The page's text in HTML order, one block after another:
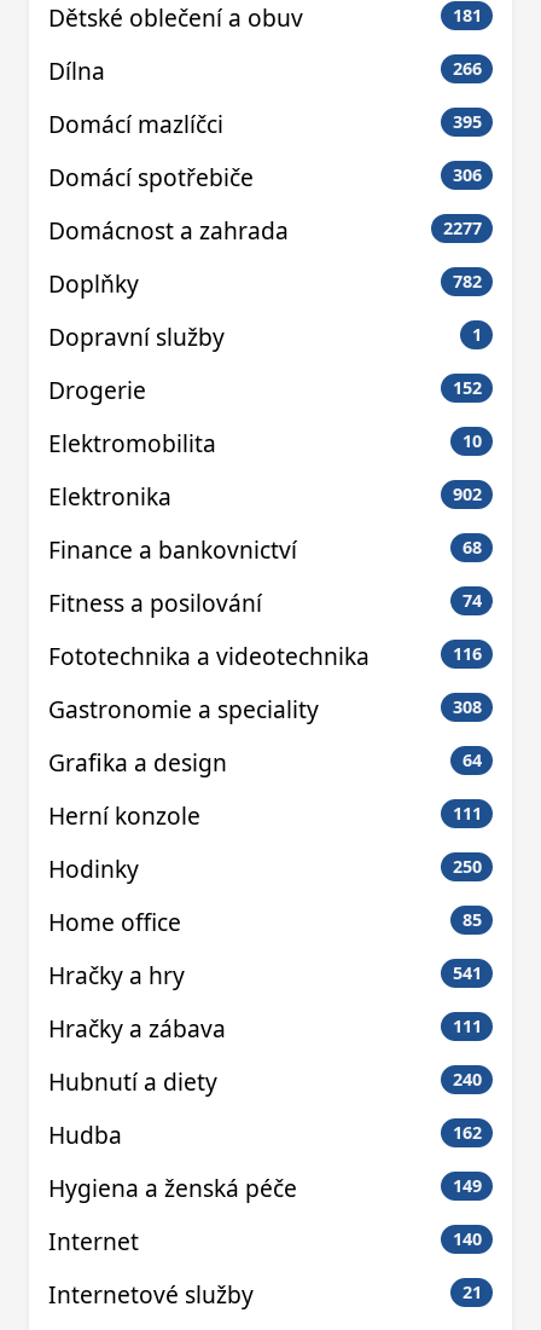
Dětské oblečení a obuv 181
Dílna 266
Domácí mazlíčci 395
Domácí spotřebiče 306
Domácnost a zahrada 2277
Doplňky 782
Dopravní služby 1
Drogerie 152
Elektromobilita 10
Elektronika 902
Finance a bankovnictví 68
Fitness a posilování 74
Fototechnika a videotechnika 116
Gastronomie a speciality 308
Grafika a design 64
Herní konzole 111
Hodinky 250
Home office 85
Hračky a hry 541
Hračky a zábava 111
Hubnutí a diety 240
Hudba 162
Hygiena a ženská péče 149
Internet 140
Internetové služby 21